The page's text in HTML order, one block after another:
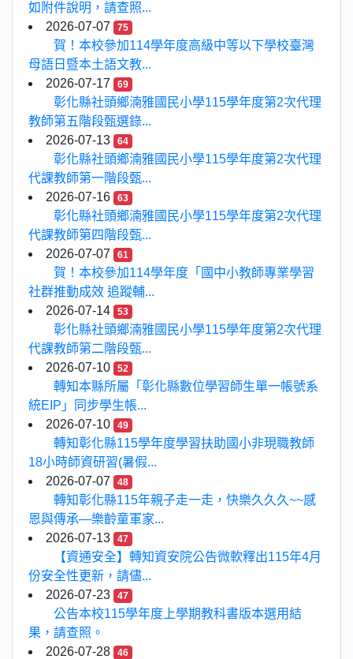
如附件說明，請查照...
2026-07-07
75
賀！本校參加114學年度高級中等以下學校臺灣
母語日暨本土語文教...
2026-07-17
69
彰化縣社頭鄉湳雅國民小學115學年度第2次代理
教師第五階段甄選錄...
2026-07-13
64
彰化縣社頭鄉湳雅國民小學115學年度第2次代理
代課教師第一階段甄...
2026-07-16
63
彰化縣社頭鄉湳雅國民小學115學年度第2次代理
代課教師第四階段甄...
2026-07-07
61
賀！本校參加114學年度「國中小教師專業學習
社群推動成效 追蹤輔...
2026-07-14
53
彰化縣社頭鄉湳雅國民小學115學年度第2次代理
代課教師第二階段甄...
2026-07-10
52
轉知本縣所屬「彰化縣數位學習師生單一帳號系
統EIP」同步學生帳...
2026-07-10
49
轉知彰化縣115學年度學習扶助國小非現職教師
18小時師資研習(暑假...
2026-07-07
48
轉知彰化縣115年親子走一走，快樂久久久~~感
恩與傳承—樂齡童軍家...
2026-07-13
47
【資通安全】轉知資安院公告微軟釋出115年4月
份安全性更新，請儘...
2026-07-23
47
公告本校115學年度上學期教科書版本選用結
果，請查照。
2026-07-28
46